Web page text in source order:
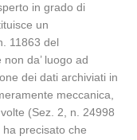
in grado di
un
11863 del
da’ luogo ad
dei dati archiviati in
meccanica,
(Sez. 2, n. 24998
precisato che